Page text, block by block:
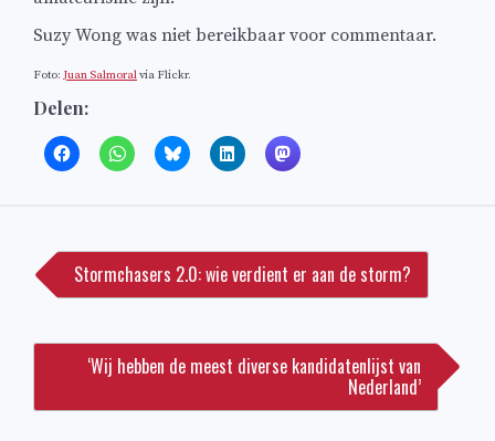
Suzy Wong was niet bereikbaar voor commentaar.
Foto: Juan Salmoralvia Flickr.
Delen:
navigatie
Stormchasers 2.0: wie verdient er aan de storm?
‘Wij hebben de meest diverse kandidatenlijst van
Nederland’